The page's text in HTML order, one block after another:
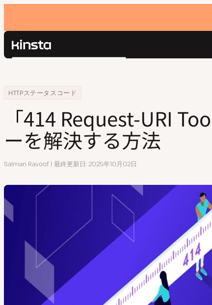
Kinsta®
価格設定
お問い合わせ
検
Home
リソースセンター
HTTPステータスコード
「414 Request-URI Too Large」エラーを解決する方法
「414 Request-URI
ーを解決する方法
執
Salman Ravoof 最終更新日 2025年10月02日